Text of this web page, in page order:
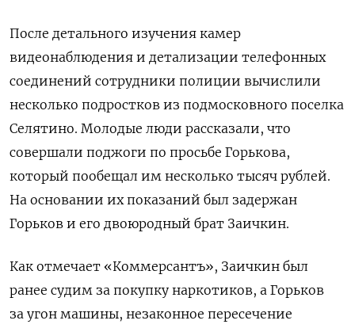
После детального изучения камер
видеонаблюдения и детализации телефонных
соединений сотрудники полиции вычислили
несколько подростков из подмосковного поселка
Селятино. Молодые люди рассказали, что
совершали поджоги по просьбе Горькова,
который пообещал им несколько тысяч рублей.
На основании их показаний был задержан
Горьков и его двоюродный брат Заичкин.
Как отмечает «Коммерсантъ», Заичкин был
ранее судим за покупку наркотиков, а Горьков
за угон машины, незаконное пересечение